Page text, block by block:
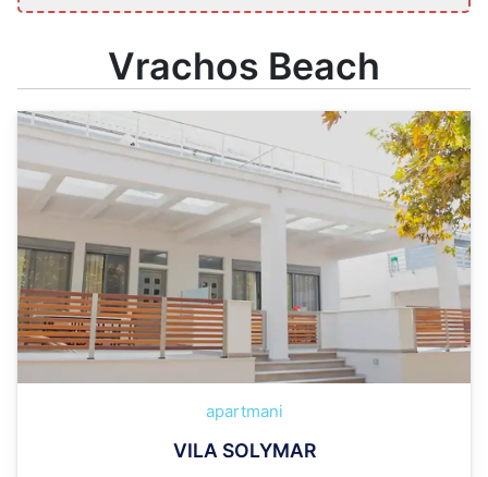
Vrachos Beach
apartmani
VILA SOLYMAR